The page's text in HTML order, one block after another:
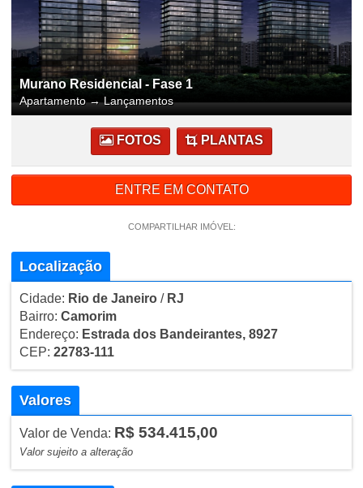
Murano Residencial - Fase 1
Apartamento→Lançamentos
FOTOS PLANTAS
ENTRE EM CONTATO
COMPARTILHAR IMÓVEL:
Localização
Cidade: Rio de Janeiro/ RJ
Bairro: Camorim
Endereço: Estrada dos Bandeirantes, 8927
CEP: 22783-111
Valores
Valor de Venda: R$ 534.415,00
Valor sujeito a alteração